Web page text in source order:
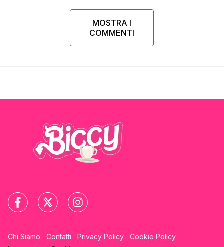
MOSTRA I
COMMENTI
Chi Siamo Contatti Privacy Policy
Cookie Policy